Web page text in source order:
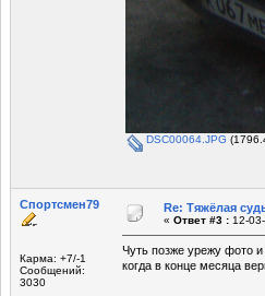
DSC00064.JPG
Спортсмен79
Карма: +7/-1
Сообщений:
3030
Re: Тяжёлая
« Ответ #3 : 12-
Чуть позже урежу фото
когда в конце месяца